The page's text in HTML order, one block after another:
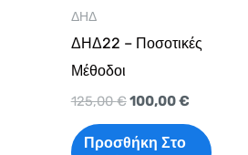
ΔΗΔ
ΔΗΔ22 – Ποσοτικές
Μέθοδοι
125,00€100,00€
Προσθήκη Στο